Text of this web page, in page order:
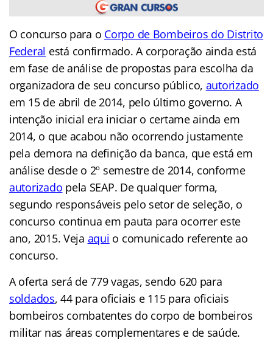
O concurso para o Corpo de Bombeiros do Distrito
Federal está confirmado. A corporação ainda está
em fase de análise de propostas para escolha da
organizadora de seu concurso público, autorizado
em 15 de abril de 2014, pelo último governo. A
intenção inicial era iniciar o certame ainda em
2014, o que acabou não ocorrendo justamente
pela demora na definição da banca, que está em
análise desde o 2º semestre de 2014, conforme
autorizado pela SEAP. De qualquer forma,
segundo responsáveis pelo setor de seleção, o
concurso continua em pauta para ocorrer este
ano, 2015. Veja aqui o comunicado referente ao
concurso.
A oferta será de 779 vagas, sendo 620 para
soldados, 44 para oficiais e 115 para oficiais
bombeiros combatentes do corpo de bombeiros
militar nas áreas complementares e de saúde.